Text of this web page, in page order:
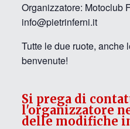
Organizzatore: Motoclub
info@pietrinferni.it
Tutte le due ruote, anche
benvenute!
Si prega di
l'organizzatore
delle modifiche